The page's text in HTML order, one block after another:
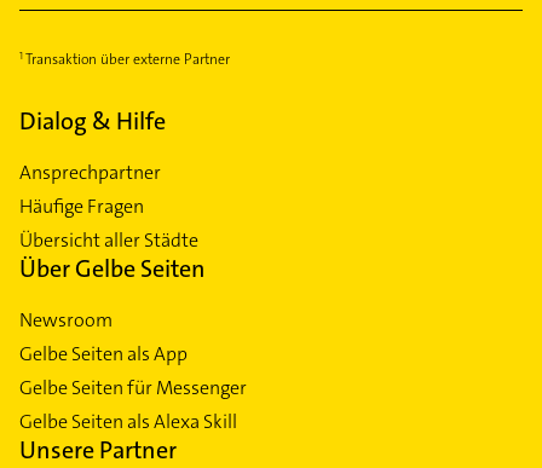
Transaktion über externe Partner
Dialog & Hilfe
Ansprechpartner
Häufige Fragen
Übersicht aller Städte
Über Gelbe Seiten
Newsroom
Gelbe Seiten als App
Gelbe Seiten für Messenger
Gelbe Seiten als Alexa Skill
Unsere Partner